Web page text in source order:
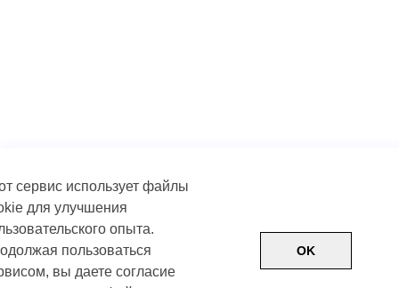
сервис использует файлы
для улучшения
опыта.
пользоваться
вы даете согласие
OK